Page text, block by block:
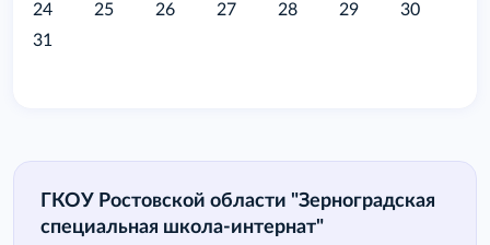
24
25 26 27 28 29
30
31
ГКОУ Ростовской области "Зерноградская
специальная школа-интернат"